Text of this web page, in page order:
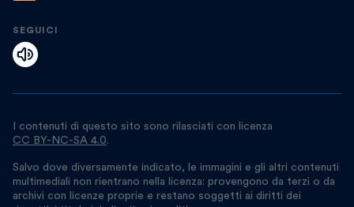
SEGUICI
I contenuti di questo sito sono rilasciati con licenza
CC BY-NC-SA 4.0.
Salvo dove diversamente indicato, le immagini e gli altri contenuti
multimediali non rientrano nella licenza: provengono da terzi o da
archivi con licenze proprie e restano soggetti ai diritti dei